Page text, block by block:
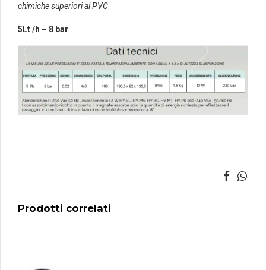
chimiche superiori al PVC
5Lt /h – 8 bar
Prodotti correlati